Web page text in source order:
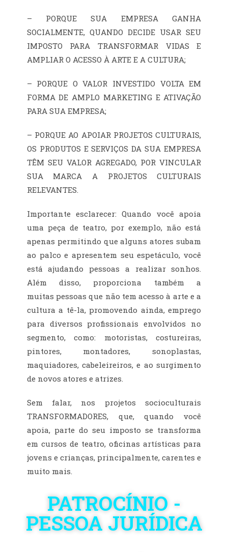
– PORQUE SUA EMPRESA GANHA
SOCIALMENTE, QUANDO DECIDE USAR SEU
IMPOSTO PARA TRANSFORMAR VIDAS E
AMPLIAR O ACESSO À ARTE E A CULTURA;
– PORQUE O VALOR INVESTIDO VOLTA EM
FORMA DE AMPLO MARKETING E ATIVAÇÃO
PARA SUA EMPRESA;
– PORQUE AO APOIAR PROJETOS CULTURAIS,
OS PRODUTOS E SERVIÇOS DA SUA EMPRESA
TÊM SEU VALOR AGREGADO, POR VINCULAR
SUA MARCA A PROJETOS CULTURAIS
RELEVANTES.
Importante esclarecer: Quando você apoia
uma peça de teatro, por exemplo, não está
apenas permitindo que alguns atores subam
ao palco e apresentem seu espetáculo, você
está ajudando pessoas a realizar sonhos.
Além disso, proporciona também a
muitas pessoas que não tem acesso à arte e a
cultura a tê-la, promovendo ainda, emprego
para diversos profissionais envolvidos no
segmento, como: motoristas, costureiras,
pintores, montadores, sonoplastas,
maquiadores, cabeleireiros, e ao surgimento
de novos atores e atrizes.
Sem falar, nos projetos socioculturais
TRANSFORMADORES, que, quando você
apoia, parte do seu imposto se transforma
em cursos de teatro, oficinas artísticas para
jovens e crianças, principalmente, carentes e
muito mais.
PATROCÍNIO -
PESSOA JURÍDICA